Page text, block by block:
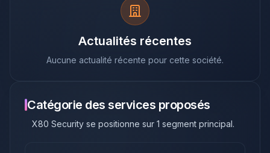
Actualités récentes
Aucune actualité récente pour cette société.
Catégorie des services proposés
X80 Security se positionne sur 1 segment principal.